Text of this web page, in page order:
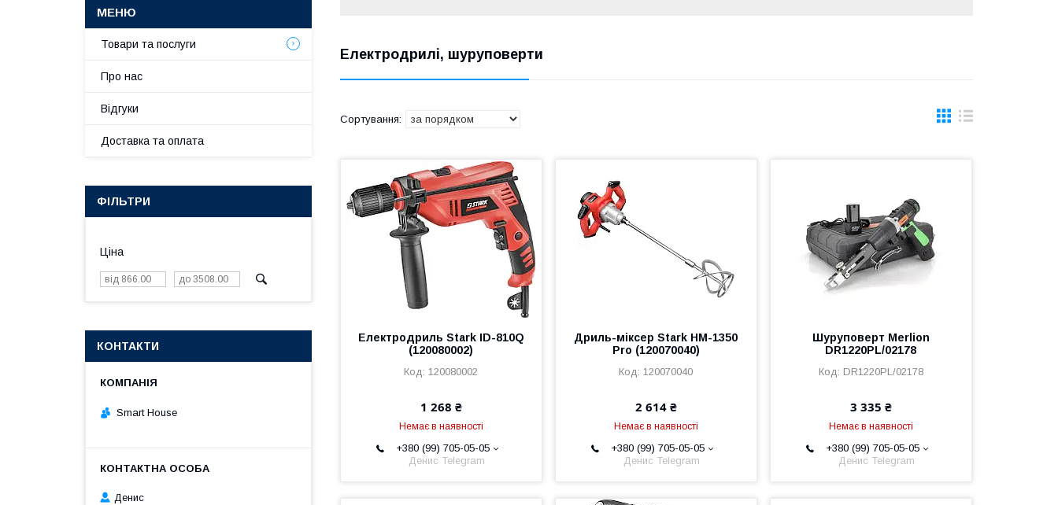
Електродрилі, шуруповерти
Електродриль Stark ID-810Q
(120080002)
120080002
1 268 ₴
Немає в наявності
+380 (99) 705-05-05
Денис Telegram
Дриль-мiксер Stark HM-1350
Pro (120070040)
120070040
2 614 ₴
Немає в наявності
+380 (99) 705-05-05
Денис Telegram
Шуруповерт Merlion
DR1220PL/02178
DR1220PL/02178
3 335 ₴
Немає в наявності
+380 (99) 705-05-05
Денис Telegram
Товари та послуги
Про нас
Відгуки
Доставка та оплата
ФІЛЬТРИ
Ціна
КОНТАКТИ
Smart House
Денис